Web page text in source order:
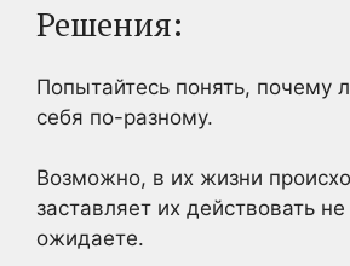
Решения:
Попытайтесь понять, почему
себя по-разному.
Возможно, в их жизни
заставляет их действовать
ожидаете.